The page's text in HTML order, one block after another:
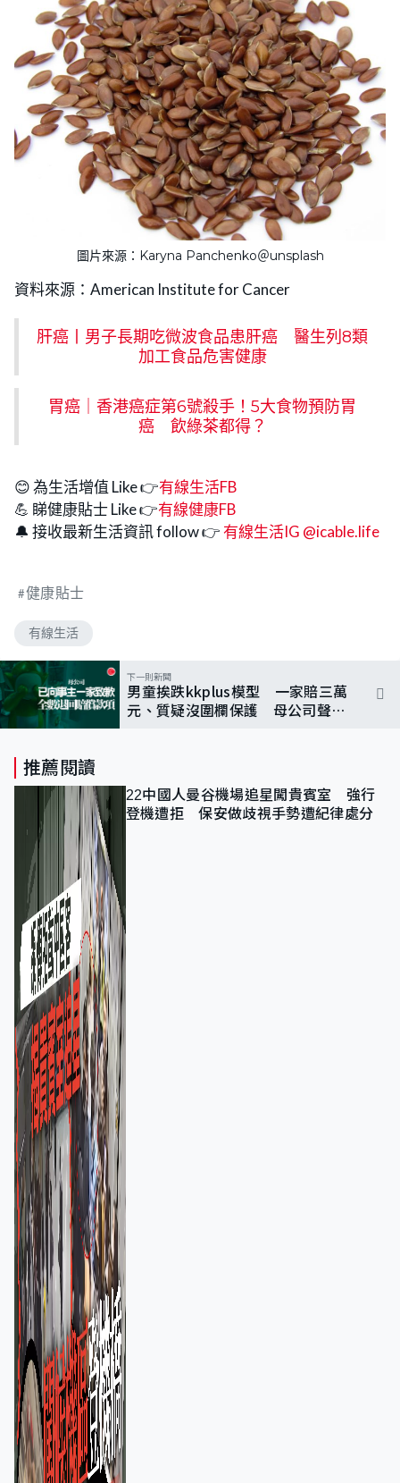
圖片來源：Karyna Panchenko＠unsplash
資料來源：American Institute for Cancer
肝癌丨男子長期吃微波食品患肝癌 醫生列8類
加工食品危害健康
胃癌｜香港癌症第6號殺手！5大食物預防胃
癌 飲綠茶都得？
😊 為生活增值 Like 👉有線生活FB
💪 睇健康貼士 Like 👉有線健康FB
🔔 接收最新生活資訊 follow 👉 有線生活IG @icable.life
健康貼士
有線生活
下一則新聞
男童挨跌kkplus模型 一家賠三萬
元、質疑沒圍欄保護 母公司聲明
推薦閱讀
22中國人曼谷機場追星闖貴賓室 強行
登機遭拒 保安做歧視手勢遭紀律處分